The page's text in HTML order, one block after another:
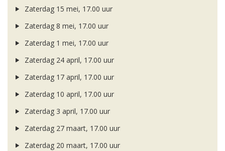
Zaterdag 15 mei, 17.00 uur
Zaterdag 8 mei, 17.00 uur
Zaterdag 1 mei, 17.00 uur
Zaterdag 24 april, 17.00 uur
Zaterdag 17 april, 17.00 uur
Zaterdag 10 april, 17.00 uur
Zaterdag 3 april, 17.00 uur
Zaterdag 27 maart, 17.00 uur
Zaterdag 20 maart, 17.00 uur